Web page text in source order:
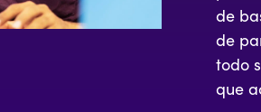
de
de
todo
que